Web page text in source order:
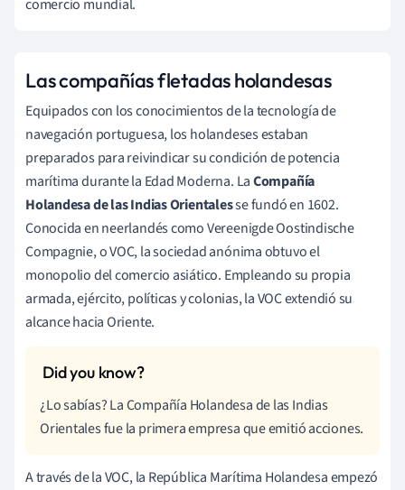
comercio mundial.
Las compañías fletadas holandesas
Equipados con los conocimientos de la tecnología de
navegación portuguesa, los holandeses estaban
preparados para reivindicar su condición de potencia
marítima durante la Edad Moderna. LaCompañía
Holandesa de las Indias Orientalesse fundó en 1602.
Conocida en neerlandés como Vereenigde Oostindische
Compagnie, o VOC, la sociedad anónima obtuvo el
monopolio del comercio asiático. Empleando su propia
armada, ejército, políticas y colonias, la VOC extendió su
alcance hacia Oriente.
¿Lo sabías? La Compañía Holandesa de las Indias
Orientales fue la primera empresa que emitió acciones.
A través de la VOC, la República Marítima Holandesa empezó